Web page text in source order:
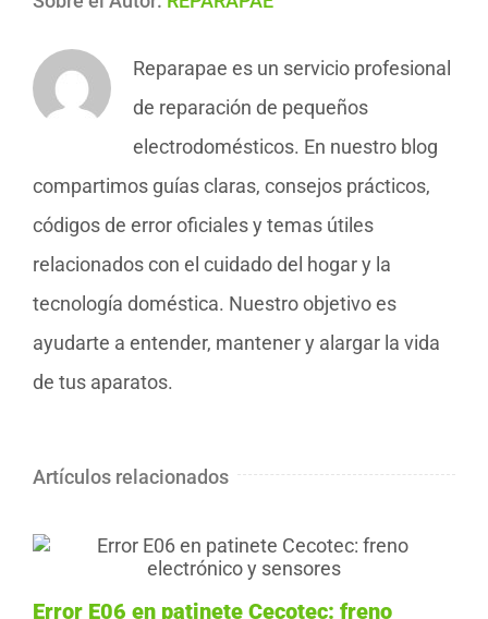
Reparapae es un servicio profesional
de reparación de pequeños
electrodomésticos. En nuestro blog
compartimos guías claras, consejos prácticos,
códigos de error oficiales y temas útiles
relacionados con el cuidado del hogar y la
tecnología doméstica. Nuestro objetivo es
ayudarte a entender, mantener y alargar la vida
de tus aparatos.
Artículos relacionados
Error E06 en patinete Cecotec: freno